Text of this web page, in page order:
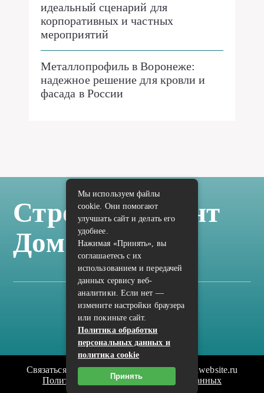
идеальный сценарий для
корпоративных и частных
мероприятий
Металлопрофиль в Воронеже:
надежное решение для кровли и
фасада в России
Стройка Ремонт
Дом Отделка
Карта сайта
Политика конфиденциальности
Связаться с редакцией сайта: vilic.ru@mailwebsite.ru
Политика обработки персональных данных
Мы используем файлы
cookie. Они помогают
улучшать сайт и делать его
удобнее.
Нажимая «Принять», вы
соглашаетесь с их
использованием и передачей
данных сервису веб-
аналитики. Если нет —
измените настройки браузера
или покиньте сайт.
Политика обработки
персональных данных и
политика cookie
Принять